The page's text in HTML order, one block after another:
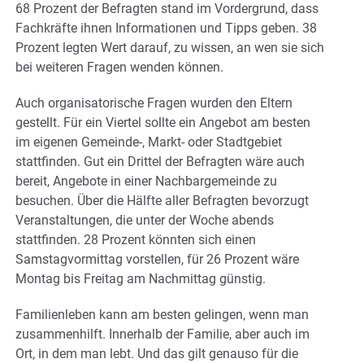
68 Prozent der Befragten stand im Vordergrund, dass
Fachkräfte ihnen Informationen und Tipps geben. 38
Prozent legten Wert darauf, zu wissen, an wen sie sich
bei weiteren Fragen wenden können.
Auch organisatorische Fragen wurden den Eltern
gestellt. Für ein Viertel sollte ein Angebot am besten
im eigenen Gemeinde-, Markt- oder Stadtgebiet
stattfinden. Gut ein Drittel der Befragten wäre auch
bereit, Angebote in einer Nachbargemeinde zu
besuchen. Über die Hälfte aller Befragten bevorzugt
Veranstaltungen, die unter der Woche abends
stattfinden. 28 Prozent könnten sich einen
Samstagvormittag vorstellen, für 26 Prozent wäre
Montag bis Freitag am Nachmittag günstig.
Familienleben kann am besten gelingen, wenn man
zusammenhilft. Innerhalb der Familie, aber auch im
Ort, in dem man lebt. Und das gilt genauso für die